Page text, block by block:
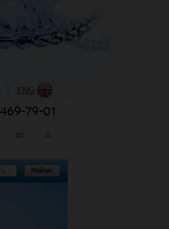
ENG
469-79-01
Найти!